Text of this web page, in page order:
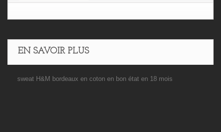
EN SAVOIR PLUS
sweat H&M bordeaux en coton en bon état en 18 mois